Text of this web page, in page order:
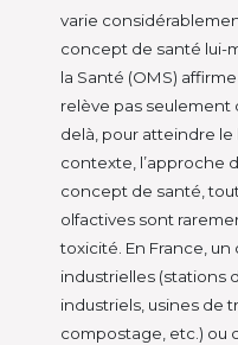
varie
concept de santé lui-
la Santé (OMS)
relève pas seulement
delà, pour atteindre le
contexte, l’approche
concept de santé,
olfactives sont
toxicité. En France,
industrielles (stations
industriels, usines de
compostage, etc.) ou